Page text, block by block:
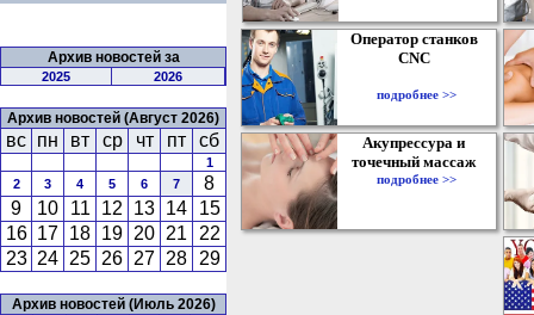
Архив новостей за
2025 2026
Архив новостей (Август 2026)
вс пн вт ср чт пт сб
1
2
3 4 5 6 7
8
9
10 11 12 13 14
15
16 17 18 19 20 21
22
23 24 25 26 27 28 29
Архив новостей (Июль 2026)
Оператор станков
CNC
подробнее >>
Акупрессура и
точечный массаж
подробнее >>